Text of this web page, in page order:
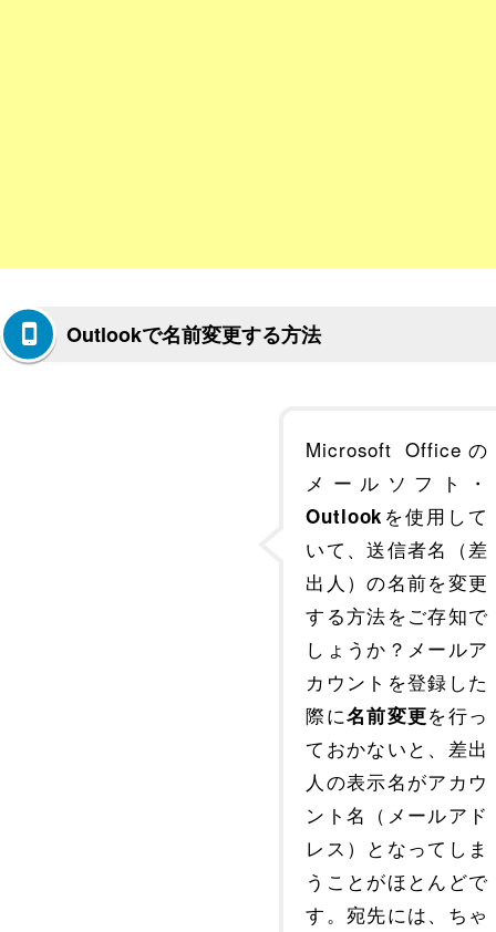
Outlookで名前変更する方法
Microsoft Officeの
メールソフト・
Outlook を使用して
いて、送信者名（差
出人）の名前を変更
する方法をご存知で
しょうか？メールア
カウントを登録した
際に名前変更を行っ
ておかないと、差出
人の表示名がアカウ
ント名（メールアド
レス）となってしま
うことがほとんどで
す。宛先には、ちゃ